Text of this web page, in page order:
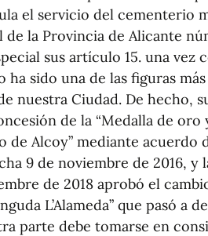
el servicio del cementerio
de la Provincia de Alicante
sus artículo 15. una vez
ha sido una de las figuras
nuestra Ciudad. De hecho,
de la “Medalla de
Alcoy” mediante acuerdo
9 de noviembre de 2016, y
de 2018 aprobó el
L’Alameda” que pasó a
parte debe tomarse en